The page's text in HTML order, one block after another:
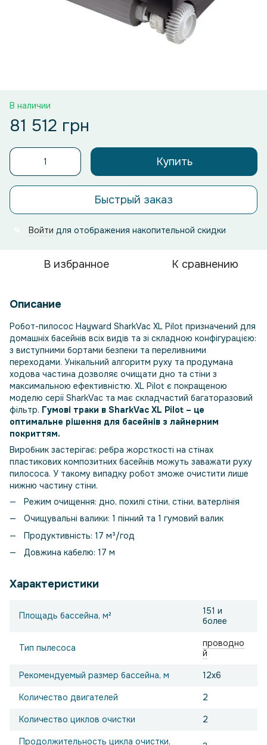
В наличии
81 512 грн
Купить
Быстрый заказ
Войти для отображения накопительной скидки
В избранное К сравнению
Описание
Робот-пилосос Hayward SharkVac XL Pilot призначений для
домашніх басейнів всіх видів та зі складною конфігурацією:
з виступними бортами безпеки та переливними
переходами. Унікальний алгоритм руху та продумана
ходова частина дозволяє очищати дно та стіни з
максимальною ефективністю. XL Pilot є покращеною
моделю серії SharkVac та має складчастий багаторазовий
фільтр. Гумові траки в SharkVac XL Pilot – це
оптимальне рішення для басейнів з лайнерним
покриттям.
Виробник застерігає: ребра жорсткості на стінах
пластикових композитних басейнів можуть заважати руху
пилососа. У такому випадку робот зможе очистити лише
нижню частину стіни.
Режим очищення: дно, похилі стіни, стіни, ватерлінія
Очищувальні валики: 1 пінний та 1 гумовий валик
Продуктивність: 17 м³/год
Довжина кабелю: 17 м
Характеристики
Площадь бассейна, м²
151 и
более
Тип пылесоса
проводно
й
Рекомендуемый размер бассейна, м 12x6
Количество двигателей 2
Количество циклов очистки 2
Продолжительность цикла очистки,